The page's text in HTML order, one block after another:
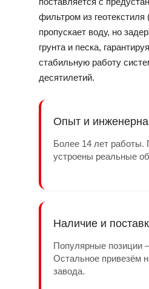
фильтром из геотекстиля
пропускает воду, но
грунта и песка,
стабильную работу
десятилетий.
Опыт и
Более 14 лет работы.
устроены реальные
Наличие и
Популярные позиции
Остальное привезём
завода.